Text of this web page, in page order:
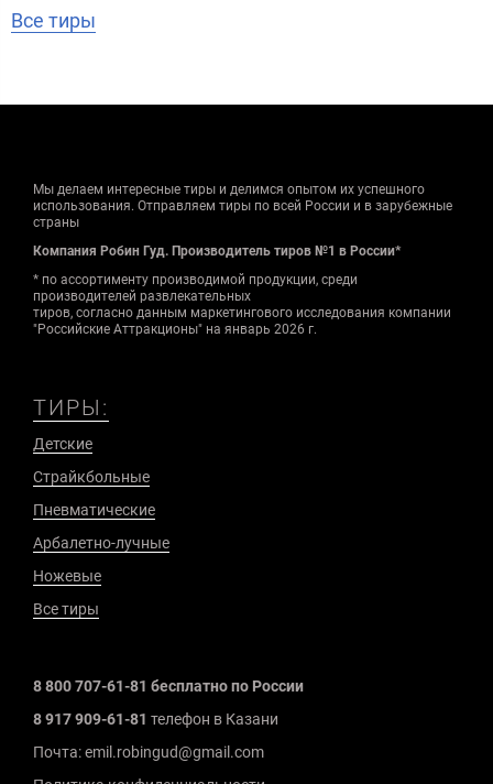
Все тиры
Мы делаем интересные тиры и делимся опытом их успешного
использования. Отправляем тиры по всей России и в зарубежные
страны
Компания Робин Гуд. Производитель тиров №1 в России*
* по ассортименту производимой продукции, среди
производителей развлекательных
тиров, согласно данным маркетингового исследования компании
"Российские Аттракционы" на январь 2026 г.
ТИРЫ:
Детские
Страйкбольные
Пневматические
Арбалетно-лучные
Ножевые
Все тиры
8 800 707-61-81 бесплатно по России
8 917 909-61-81 телефон в Казани
Почта: emil.robingud@gmail.com